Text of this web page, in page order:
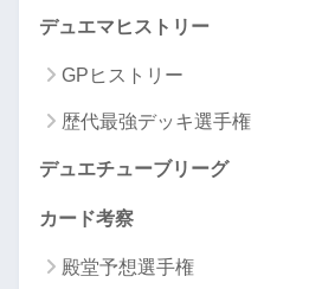
デュエマヒストリー
GPヒストリー
歴代最強デッキ選手権
デュエチューブリーグ
カード考察
殿堂予想選手権